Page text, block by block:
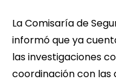
La Comisaría de
informó que ya
las investigaciones
coordinación con las